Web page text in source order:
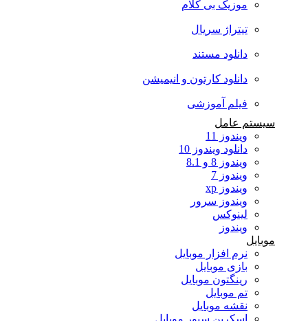
موزیک بی کلام
تیتراژ سریال
دانلود مستند
دانلود کارتون و انیمیشن
فیلم آموزشی
سیستم عامل
ویندوز 11
دانلود ویندوز 10
ویندوز 8 و 8.1
ویندوز 7
ویندوز xp
ویندوز سرور
لینوکس
ویندوز
موبایل
نرم افزار موبایل
بازی موبایل
رینگتون موبایل
تم موبایل
نقشه موبایل
اسکرین سیور موبایل